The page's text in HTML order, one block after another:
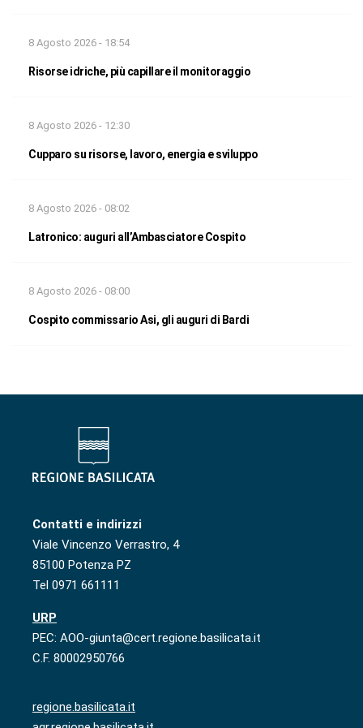
8 Agosto 2026 - 18:54
Risorse idriche, più capillare il monitoraggio
8 Agosto 2026 - 12:30
Cupparo su risorse, lavoro, energia e sviluppo
8 Agosto 2026 - 08:02
Latronico: auguri all’Ambasciatore Cospito
8 Agosto 2026 - 08:00
Cospito commissario Asi, gli auguri di Bardi
Contatti e indirizzi
Viale Vincenzo Verrastro, 4
85100 Potenza PZ
Tel 0971 661111
URP
PEC: AOO-giunta@cert.regione.basilicata.it
C.F. 80002950766
regione.basilicata.it